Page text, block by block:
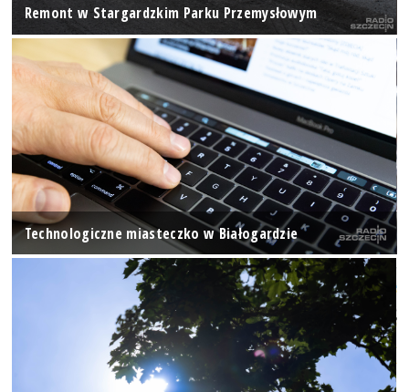
Remont w Stargardzkim Parku Przemysłowym
Technologiczne miasteczko w Białogardzie